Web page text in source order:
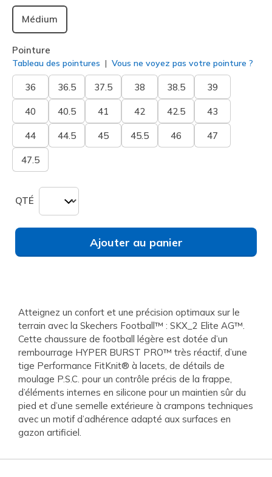
Médium
Pointure
Tableau des pointures Vous ne voyez pas votre pointure ?
36 36.5 37.5 38 38.5 39
40 40.5 41 42 42.5 43
44 44.5 45 45.5 46 47
47.5
QTÉ
Ajouter au panier
Atteignez un confort et une précision optimaux sur le
terrain avec la Skechers Football™ : SKX_2 Elite AG™.
Cette chaussure de football légère est dotée d’un
rembourrage HYPER BURST PRO™ très réactif, d’une
tige Performance FitKnit® à lacets, de détails de
moulage P.S.C. pour un contrôle précis de la frappe,
d’éléments internes en silicone pour un maintien sûr du
pied et d’une semelle extérieure à crampons techniques
avec un motif d’adhérence adapté aux surfaces en
gazon artificiel.